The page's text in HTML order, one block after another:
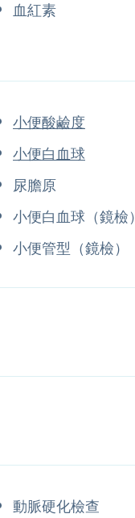
血紅素
小便酸鹼度
小便白血球
尿膽原
小便白血球（鏡檢）
小便管型（鏡檢）
動脈硬化檢查